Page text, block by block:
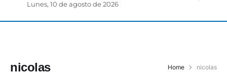
Lunes, 10 de agosto de 2026
nicolas Home nicolas